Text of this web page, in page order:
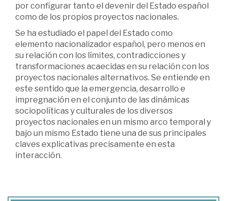
por configurar tanto el devenir del Estado español
como de los propios proyectos nacionales.
Se ha estudiado el papel del Estado como
elemento nacionalizador español, pero menos en
su relación con los límites, contradicciones y
transformaciones acaecidas en su relación con los
proyectos nacionales alternativos. Se entiende en
este sentido que la emergencia, desarrollo e
impregnación en el conjunto de las dinámicas
sociopolíticas y culturales de los diversos
proyectos nacionales en un mismo arco temporal y
bajo un mismo Estado tiene una de sus principales
claves explicativas precisamente en esta
interacción.